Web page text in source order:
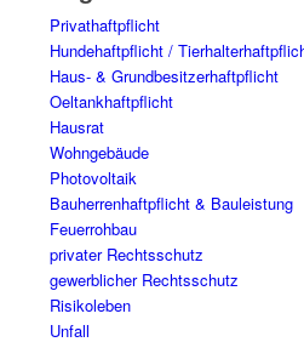
Privathaftpflicht
Hundehaftpflicht /
Haus- & Grundbesitzerhaftpflicht
Oeltankhaftpflicht
Hausrat
Wohngebäude
Photovoltaik
Bauherrenhaftpflicht & Bauleistung
Feuerrohbau
privater Rechtsschutz
gewerblicher Rechtsschutz
Risikoleben
Unfall